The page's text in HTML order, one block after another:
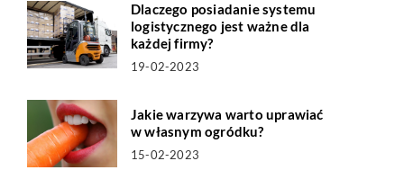
Dlaczego posiadanie systemu
logistycznego jest ważne dla
każdej firmy?
19-02-2023
Jakie warzywa warto uprawiać
w własnym ogródku?
15-02-2023